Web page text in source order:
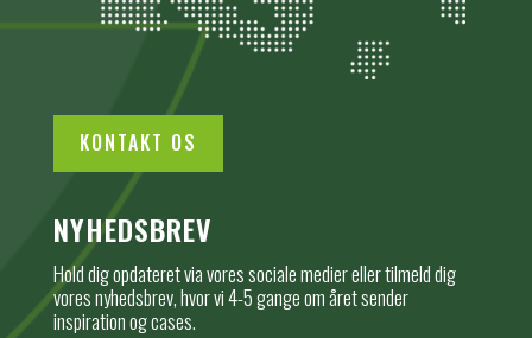
KONTAKT OS
NYHEDSBREV
Hold dig opdateret via vores sociale medier eller tilmeld dig
vores nyhedsbrev, hvor vi 4-5 gange om året sender
inspiration og cases.